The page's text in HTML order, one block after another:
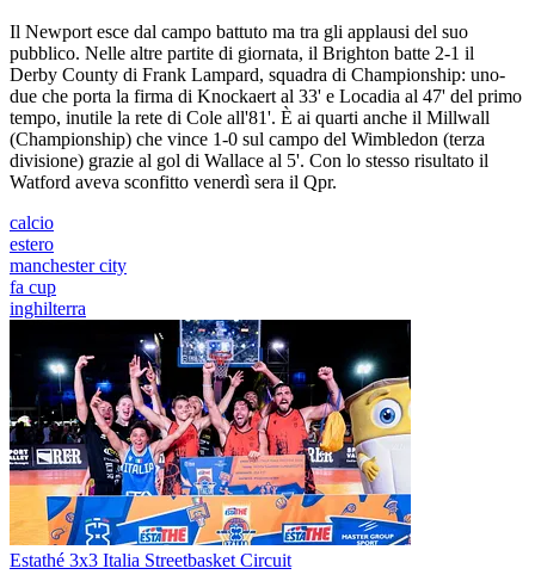
Il Newport esce dal campo battuto ma tra gli applausi del suo
pubblico. Nelle altre partite di giornata, il Brighton batte 2-1 il
Derby County di Frank Lampard, squadra di Championship: uno-
due che porta la firma di Knockaert al 33' e Locadia al 47' del primo
tempo, inutile la rete di Cole all'81'. È ai quarti anche il Millwall
(Championship) che vince 1-0 sul campo del Wimbledon (terza
divisione) grazie al gol di Wallace al 5'. Con lo stesso risultato il
Watford aveva sconfitto venerdì sera il Qpr.
calcio
estero
manchester city
fa cup
inghilterra
Estathé 3x3 Italia Streetbasket Circuit